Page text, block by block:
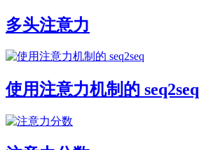
多头注意力
使用注意力机制的 seq2seq